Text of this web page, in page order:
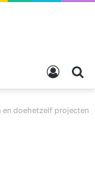
Log in
en doehetzelf projecten